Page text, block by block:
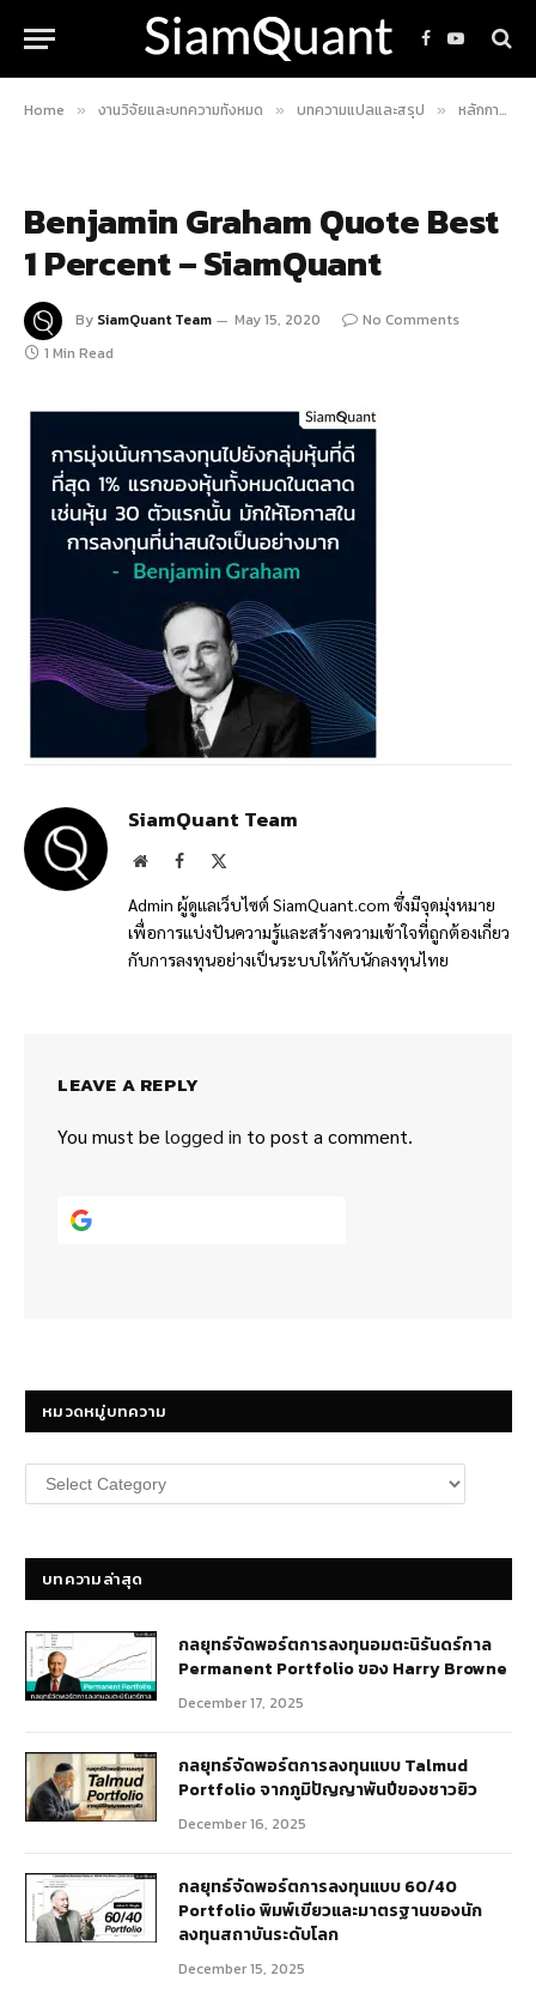
Facebook
YouTube
Home » งานวิจัยและบทความทั้งหมด » บทความแปลและสรุป » หลักการลงทุน “อย่างเป็นระบบ” ของ Benjamin Graham
Benjamin Graham Quote Best
1 Percent – SiamQuant
By SiamQuant Team May 15, 2020
No Comments
1 Min Read
SiamQuant Team
WebsiteFacebook
Admin ผู้ดูแลเว็บไซต์ SiamQuant.com ซึ่งมีจุดมุ่งหมาย
เพื่อการแบ่งปันความรู้และสร้างความเข้าใจที่ถูกต้องเกี่ยว
กับการลงทุนอย่างเป็นระบบให้กับนักลงทุนไทย
LEAVE A REPLY
You must be logged in to post a comment.
หมวดหมู่บทความ
หมวด
หมู่
บทความล่าสุด
กลยุทธ์​จัดพอร์ตการลงทุนอมตะนิรันดร์กาล
Permanent Portfolio ของ Harry Browne
December 17, 2025
กลยุทธ์จัดพอร์ตการลงทุนแบบ Talmud
Portfolio จากภูมิปัญญาพันปีของชาวยิว
December 16, 2025
กลยุทธ์จัดพอร์ตการลงทุนแบบ 60/40
Portfolio พิมพ์เขียวและมาตรฐานของนัก
ลงทุนสถาบันระดับโลก
December 15, 2025